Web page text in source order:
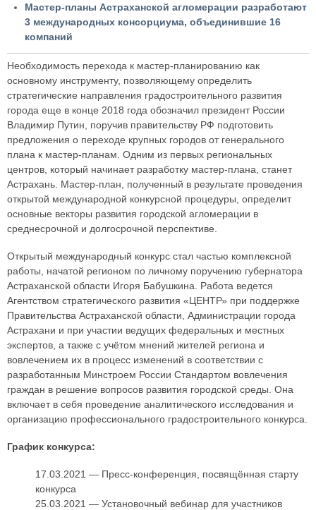
Мастер-планы Астраханской агломерации разработают
3 международных консорциума, объединившие 16
компаний
Необходимость перехода к мастер-планированию как
основному инструменту, позволяющему определить
стратегические направления градостроительного развития
города еще в конце 2018 года обозначил президент России
Владимир Путин, поручив правительству РФ подготовить
предложения о переходе крупных городов от генерального
плана к мастер-планам. Одним из первых региональных
центров, который начинает разработку мастер-плана, станет
Астрахань. Мастер-план, полученный в результате проведения
открытой международной конкурсной процедуры, определит
основные векторы развития городской агломерации в
среднесрочной и долгосрочной перспективе.
Открытый международный конкурс стал частью комплексной
работы, начатой регионом по личному поручению губернатора
Астраханской области Игоря Бабушкина. Работа ведется
Агентством стратегического развития «ЦЕНТР» при поддержке
Правительства Астраханской области, Администрации города
Астрахани и при участии ведущих федеральных и местных
экспертов, а также с учётом мнений жителей региона и
вовлечением их в процесс изменений в соответствии с
разработанным Минстроем России Стандартом вовлечения
граждан в решение вопросов развития городской среды. Она
включает в себя проведение аналитического исследования и
организацию профессионального градостроительного конкурса.
График конкурса:
17.03.2021 — Пресс-конференция, посвящённая старту
конкурса
25.03.2021 — Установочный вебинар для участников